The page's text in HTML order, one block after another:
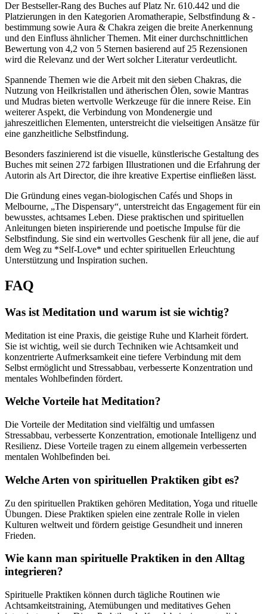
Der Bestseller-Rang des Buches auf Platz Nr. 610.442 und die
Platzierungen in den Kategorien Aromatherapie, Selbstfindung & -
bestimmung sowie Aura & Chakra zeigen die breite Anerkennung
und den Einfluss ähnlicher Themen. Mit einer durchschnittlichen
Bewertung von 4,2 von 5 Sternen basierend auf 25 Rezensionen
wird die Relevanz und der Wert solcher Literatur verdeutlicht.
Spannende Themen wie die Arbeit mit den sieben Chakras, die
Nutzung von Heilkristallen und ätherischen Ölen, sowie Mantras
und Mudras bieten wertvolle Werkzeuge für die innere Reise. Ein
weiterer Aspekt, die Verbindung von Mondenergie und
jahreszeitlichen Elementen, unterstreicht die vielseitigen Ansätze für
eine ganzheitliche Selbstfindung.
Besonders faszinierend ist die visuelle, künstlerische Gestaltung des
Buches mit seinen 272 farbigen Illustrationen und die Erfahrung der
Autorin als Art Director, die ihre kreative Expertise einfließen lässt.
Die Gründung eines vegan-biologischen Cafés und Shops in
Melbourne, „The Dispensary“, unterstreicht das Engagement für ein
bewusstes, achtsames Leben. Diese praktischen und spirituellen
Anleitungen bieten inspirierende und poetische Impulse für die
Selbstfindung. Sie sind ein wertvolles Geschenk für all jene, die auf
dem Weg zu *Self-Love* und echter spirituellen Erleuchtung
Unterstützung und Inspiration suchen.
FAQ
Was ist Meditation und warum ist sie wichtig?
Meditation ist eine Praxis, die geistige Ruhe und Klarheit fördert.
Sie ist wichtig, weil sie durch Techniken wie Achtsamkeit und
konzentrierte Aufmerksamkeit eine tiefere Verbindung mit dem
Selbst ermöglicht und Stressabbau, verbesserte Konzentration und
mentales Wohlbefinden fördert.
Welche Vorteile hat Meditation?
Die Vorteile der Meditation sind vielfältig und umfassen
Stressabbau, verbesserte Konzentration, emotionale Intelligenz und
Resilienz. Diese Vorteile tragen zu einem allgemein verbesserten
mentalen Wohlbefinden bei.
Welche Arten von spirituellen Praktiken gibt es?
Zu den spirituellen Praktiken gehören Meditation, Yoga und rituelle
Übungen. Diese Praktiken spielen eine zentrale Rolle in vielen
Kulturen weltweit und fördern geistige Gesundheit und inneren
Frieden.
Wie kann man spirituelle Praktiken in den Alltag
integrieren?
Spirituelle Praktiken können durch tägliche Routinen wie
Achtsamkeitstraining, Atemübungen und meditatives Gehen